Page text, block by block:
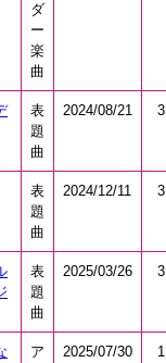
ダ
ー
楽
曲
表
題
曲
2024/08/21 3
表
題
曲
2024/12/11 3
表
題
曲
2025/03/26 3
ア
2025/07/30 1